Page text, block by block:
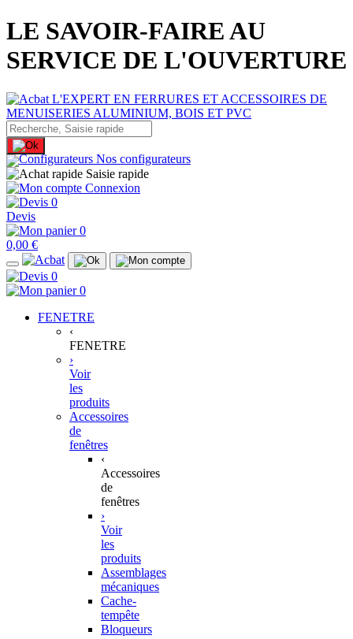
LE SAVOIR-FAIRE AU
SERVICE DE L'OUVERTURE
Nos configurateurs
Saisie rapide
Connexion
0
Devis
0
0,00 €
0
0
FENETRE
‹
FENETRE
›
Voir
les
produits
Accessoires
de
fenêtres
‹
Accessoires
de
fenêtres
›
Voir
les
produits
Assemblages
mécaniques
Cache-
tempête
Bloqueurs